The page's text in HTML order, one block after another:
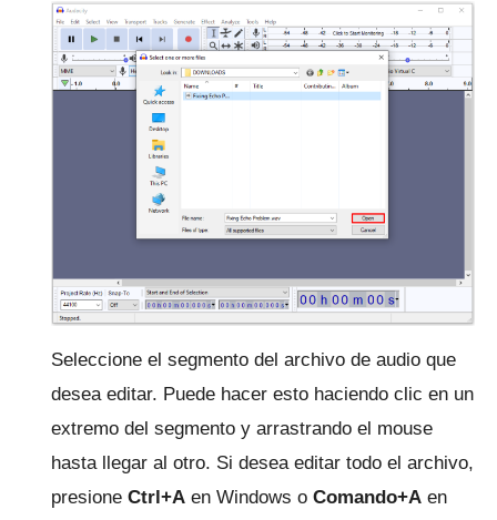
Seleccione el segmento del archivo de audio que
desea editar. Puede hacer esto haciendo clic en un
extremo del segmento y arrastrando el mouse
hasta llegar al otro. Si desea editar todo el archivo,
presione Ctrl+A en Windows o Comando+A en